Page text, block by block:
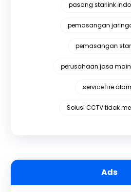
pasang starlink
pemasangan
pemasangan
perusahaan jasa
service fire
Solusi CCTV tidak
Ads